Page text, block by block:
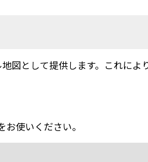
図として提供します。これに
使いください。